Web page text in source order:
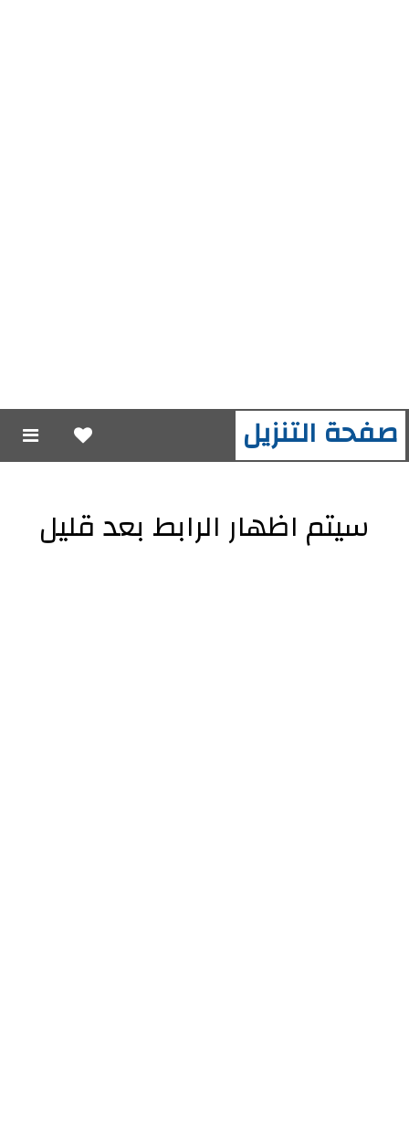
صفحة التنزيل
سيتم اظهار الرابط بعد قليل